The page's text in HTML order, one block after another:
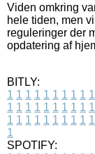
Viden omkring
hele tiden, men
reguleringer der
opdatering af
BITLY:
1 1 1 1 1 1 1 1 1 1
1 1 1 1 1 1 1 1 1 1
1 1 1 1 1 1 1 1 1 1
1
SPOTIFY: